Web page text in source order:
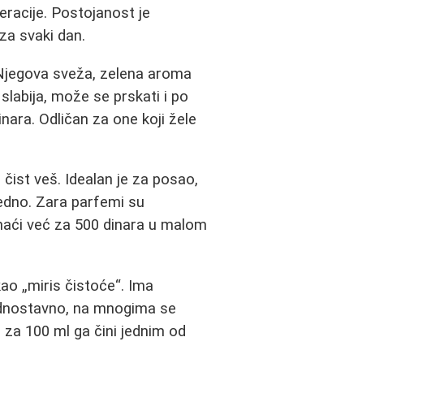
Postojanost je
svaki dan.
sveža, zelena aroma
može se prskati i po
Odličan za one koji žele
veš. Idealan je za posao,
Zara parfemi su
već za 500 dinara u malom
„miris čistoće“. Ima
na mnogima se
100 ml ga čini jednim od